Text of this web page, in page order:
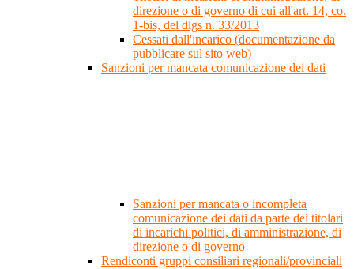
direzione o di governo di cui all'art. 14, co.
1-bis, del dlgs n. 33/2013
Cessati dall'incarico (documentazione da
pubblicare sul sito web)
Sanzioni per mancata comunicazione dei dati
Sanzioni per mancata o incompleta
comunicazione dei dati da parte dei titolari
di incarichi politici, di amministrazione, di
direzione o di governo
Rendiconti gruppi consiliari regionali/provinciali